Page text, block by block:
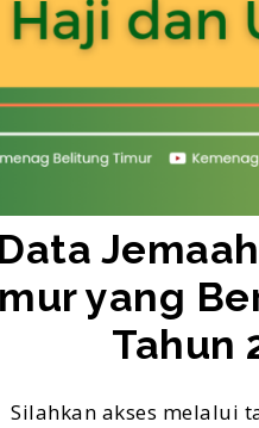
yang
Tahun
Silahkan akses melalui